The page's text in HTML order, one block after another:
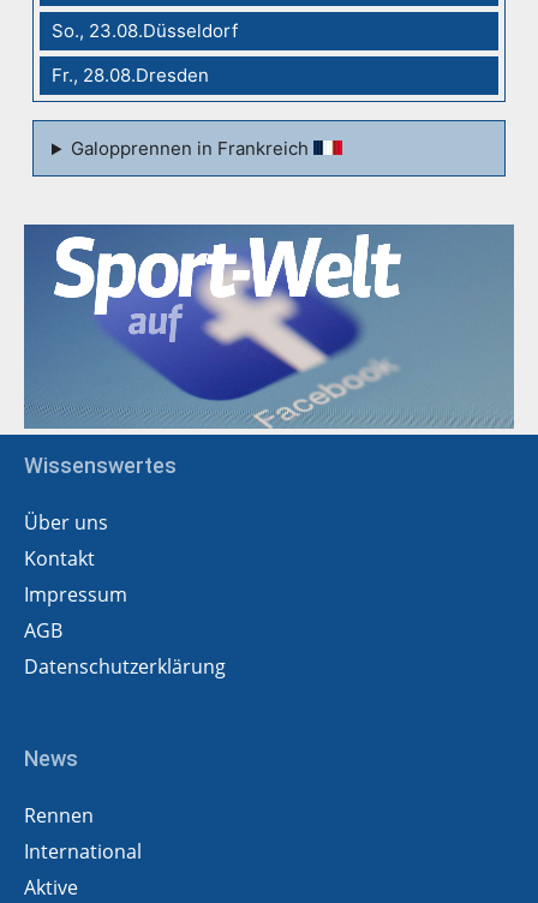
So., 23.08.Düsseldorf
Fr., 28.08.Dresden
Galopprennen in Frankreich
Wissenswertes
Über uns
Kontakt
Impressum
AGB
Datenschutzerklärung
News
Rennen
International
Aktive